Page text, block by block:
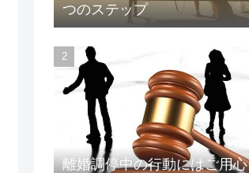
つのステップ
離婚調停中の行動にはご用